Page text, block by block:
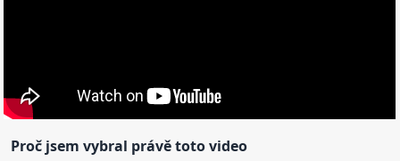
Proč jsem vybral právě totovideo